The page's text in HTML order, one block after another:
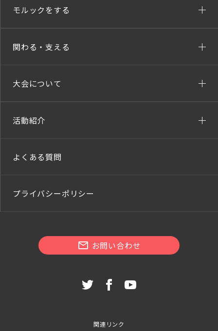
モルックをする
関わる・支える
大会について
活動紹介
よくある質問
プライバシーポリシー
お問い合わせ
関連リンク